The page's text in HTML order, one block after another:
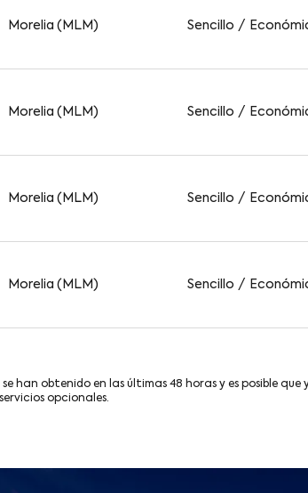
Morelia (MLM) Sencillo /
Morelia (MLM) Sencillo /
Morelia (MLM) Sencillo /
Morelia (MLM) Sencillo /
han obtenido en las últimas 48 horas y es posible
opcionales.